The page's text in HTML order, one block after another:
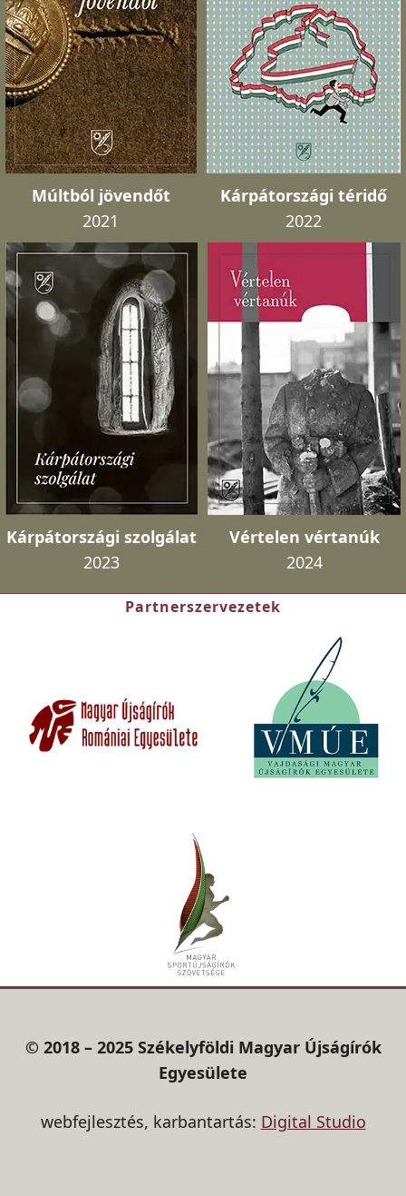
Múltból jövendőt
2021
Kárpátországi téridő
2022
Kárpátországi szolgálat
2023
Vértelen vértanúk
2024
Partnerszervezetek
© 2018 – 2025 Székelyföldi Magyar Újságírók
Egyesülete
webfejlesztés, karbantartás: Digital Studio